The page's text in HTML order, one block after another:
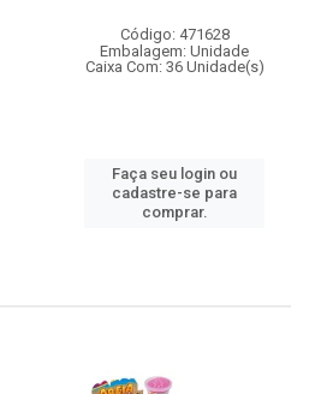
Código: 471628
Embalagem: Unidade
Caixa Com: 36 Unidade(s)
Faça seu login ou
cadastre-se para
comprar.